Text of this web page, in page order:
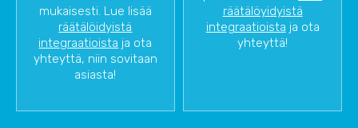
mukaisesti. Lue lisää
räätälöidyistä
integraatioista ja ota
yhteyttä, niin sovitaan
asiasta!
räätälöyidyistä
integraatioista ja ota
yhteyttä!